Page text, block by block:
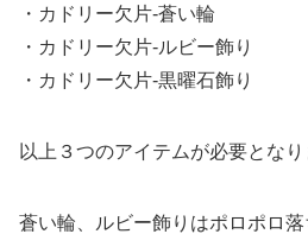
・カドリー欠片-蒼い輪
・カドリー欠片-ルビー飾り
・カドリー欠片-黒曜石飾り
以上３つのアイテムが必要となり
蒼い輪、ルビー飾りはポロポロ